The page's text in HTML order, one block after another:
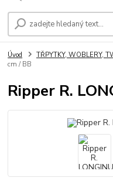
Úvod TŘPYTKY, WOBLERY,
cm / BB
Ripper R.